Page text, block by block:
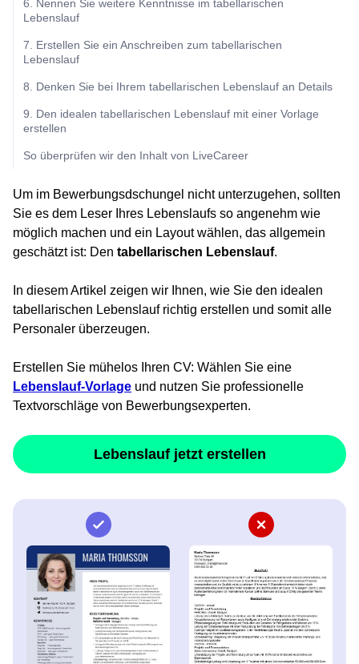
6. Nennen Sie weitere Kenntnisse im tabellarischen
Lebenslauf
7. Erstellen Sie ein Anschreiben zum tabellarischen
Lebenslauf
8. Denken Sie bei Ihrem tabellarischen Lebenslauf an Details
9. Den idealen tabellarischen Lebenslauf mit einer Vorlage
erstellen
So überprüfen wir den Inhalt von LiveCareer
Um im Bewerbungsdschungel nicht unterzugehen, sollten
Sie es dem Leser Ihres Lebenslaufs so angenehm wie
möglich machen und ein Layout wählen, das allgemein
geschätzt ist: Den tabellarischen Lebenslauf.
In diesem Artikel zeigen wir Ihnen, wie Sie den idealen
tabellarischen Lebenslauf richtig erstellen und somit alle
Personaler überzeugen.
Erstellen Sie mühelos Ihren CV: Wählen Sie eine
Lebenslauf-Vorlage und nutzen Sie professionelle
Textvorschläge von Bewerbungsexperten.
Lebenslauf jetzt erstellen